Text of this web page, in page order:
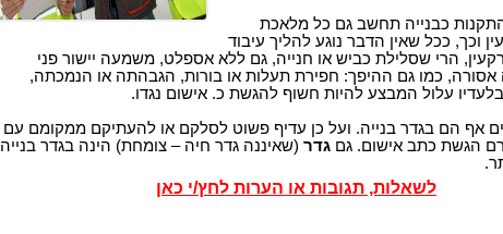
התקנות כבנייה תחשב גם כל מלאכת
וכך, ככל שאין הדבר נוגע להליך עיבוד
הרי שסלילת כביש או חנייה, גם ללא אספלט, משמעה יישור פני
אסורה, כמו גם ההיפך: חפירת תעלות או בורות, הגבהתה או הנמכתה,
עלול המבצע להיות חשוף להגשת כ. אישום נגדו.
אף הם בגדר בנייה. ועל כן עדיף פשוט לסלקם או להעתיקם ממקומם עם
הגשת כתב אישום. גם גדר (שאיננה גדר חיה – צומחת) הינה בגדר
לשאלות, תגובות או הערות לחץ/י כאן